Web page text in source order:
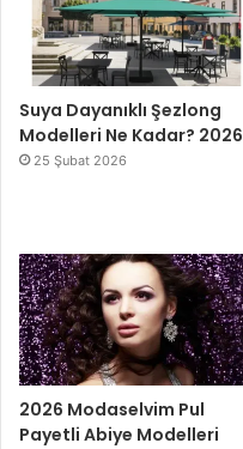
Suya Dayanıklı Şezlong
Modelleri Ne Kadar? 2026
25 Şubat 2026
2026 Modaselvim Pul
Payetli Abiye Modelleri